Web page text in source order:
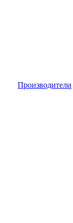
Производители